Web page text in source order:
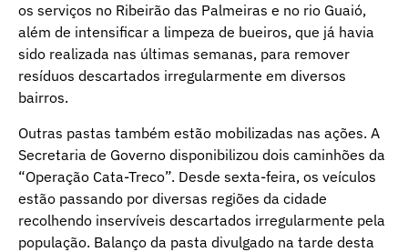
os serviços no Ribeirão das Palmeiras e no rio Guaió,
além de intensificar a limpeza de bueiros, que já havia
sido realizada nas últimas semanas, para remover
resíduos descartados irregularmente em diversos
bairros.
Outras pastas também estão mobilizadas nas ações. A
Secretaria de Governo disponibilizou dois caminhões da
“Operação Cata-Treco”. Desde sexta-feira, os veículos
estão passando por diversas regiões da cidade
recolhendo inservíveis descartados irregularmente pela
população. Balanço da pasta divulgado na tarde desta